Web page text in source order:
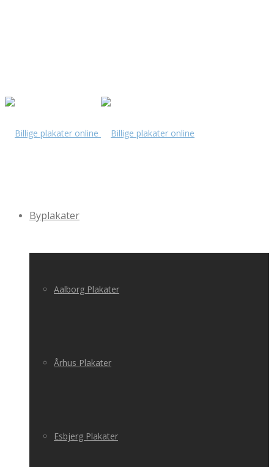
Byplakater
Aalborg Plakater
Århus Plakater
Esbjerg Plakater